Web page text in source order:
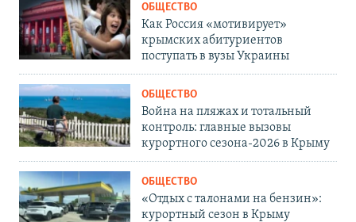
ОБЩЕСТВО
Как Россия «мотивирует»
крымских абитуриентов
поступать в вузы Украины
ОБЩЕСТВО
Война на пляжах и тотальный
контроль: главные вызовы
курортного сезона-2026 в Крыму
ОБЩЕСТВО
«Отдых с талонами на бензин»:
курортный сезон в Крыму